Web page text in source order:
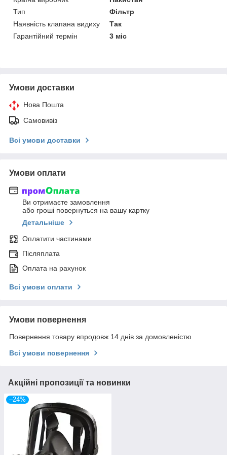
Тип
Фільтр
Наявність клапана видиху
Так
Гарантійний термін
3 міс
Умови доставки
Нова Пошта
Самовивіз
Всі умови доставки
Умови оплати
Ви отримаєте замовлення
або гроші повернуться на вашу картку
Детальніше
Оплатити частинами
Післяплата
Оплата на рахунок
Всі умови оплати
Умови повернення
Повернення товару впродовж 14 днів за домовленістю
Всі умови повернення
Акційні пропозиції та новинки
–24%